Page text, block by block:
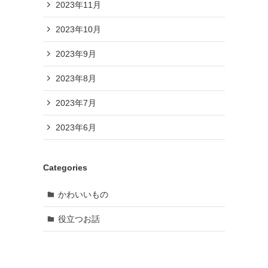
2023年11月
2023年10月
2023年9月
2023年8月
2023年7月
2023年6月
Categories
かわいいもの
役立つお話